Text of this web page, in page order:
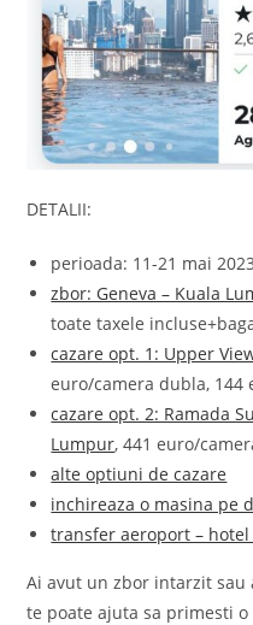
DETALII:
perioada: 11-21 mai 2023
zbor: Geneva – Kuala
toate taxele
cazare opt. 1: Upper
euro/camera dubla, 144
cazare opt. 2: Ramada
Lumpur, 441 euro/
alte optiuni de cazare
inchireaza o masina pe
transfer aeroport –
Ai avut un zbor intarzit
te poate ajuta sa primesti